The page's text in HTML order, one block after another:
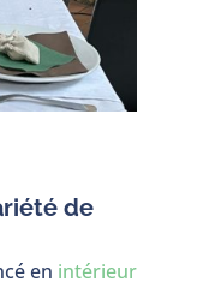
de
en intérieur